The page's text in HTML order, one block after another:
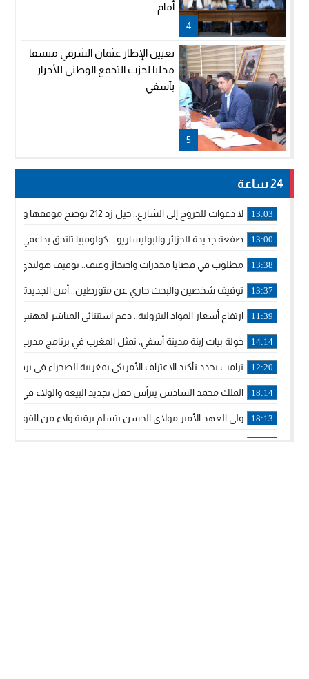
4
أمام...
5
تعيين الإطار عثمان الشرقي منسقا
محليا لحزب التجمع الوطني للأحرار
بآسفي
24 ساعة
13:03 لا دعوات للخروج إلى الشارع.. جيل زد 212 توضح موقفها وتؤكد أن المنشورات المنسوبة إليها لا تمثل موقفها الرسمي.
13:00 صفعة جديدة للجزائر والبوليساريو .. كولومبيا تلتحق بداعمي
13:38 مطلوب في قضايا مخدرات واحتجاز وعنف.. توقيف هولندي
13:37 توقيف شخصين والبحث جاري عن متورطين.. أمن الجديدة يفك
11:39 ارتفاع أسعار المواد البترولية.. دعم استثنائي المباشر لمهنيي
14:14 خولة بيات إبنة مدينة أسفي، تمثل المغرب في برنامج مدرب
12:20 ترامب يجدد تأكيد الاعتراف الأمريكي بمغربية الصحراء في برقية
18:14 الملك محمد السادس يترأس حفل تجديد البيعة والولاء في
18:13 ولي العهد الأمير مولاي الحسن يتسلم برقية ولاء من القوات